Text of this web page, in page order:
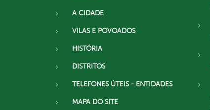
A CIDADE
VILAS E POVOADOS
HISTÓRIA
DISTRITOS
TELEFONES ÚTEIS - ENTIDADES
MAPA DO SITE